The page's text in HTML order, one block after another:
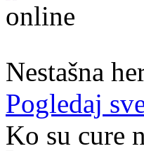
Nestašna
Pogledaj
Ko su cure